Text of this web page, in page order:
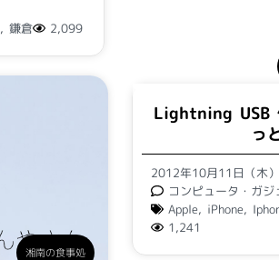
, 鎌倉 2,099
湘南の食事処
Lightning USB
っ
2012年10月11日（木）
コンピュータ・ガジ
Apple, iPhone,
1,241